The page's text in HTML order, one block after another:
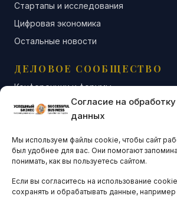
Согласие на обработку
данных
Мы используем файлы cookie, чтобы сайт
был удобнее для вас. Они помогают
понимать, как вы пользуетесь сайтом.
Если вы согласитесь на использование
сохранять и обрабатывать данные,
Стартапы и исследования
Цифровая экономика
Остальные новости
ДЕЛОВОЕ СООБЩЕСТВО
Конференции и форумы
Бизнес-клубы и ассоциации
Остальные новости
АНАЛИТИКА И
ARTICLES IN ENGLISH